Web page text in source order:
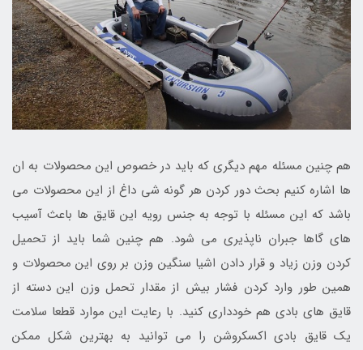
هم چنین مسئله مهم دیگری که باید در خصوص این محصولات به ان
ها اشاره کنیم بحث دور کردن هر گونه شی داغ از این محصولات می
باشد که این مسئله با توجه به جنس رویه این قایق ها باعث آسیب
های گاها جبران ناپذیری می شود. هم چنین شما باید از تحمیل
کردن وزن زیاد و قرار دادن اشیا سنگین وزن بر روی این محصولات و
همین طور وارد کردن فشار بیش از مقدار تحمل وزن این دسته از
قایق های بادی هم خودداری کنید. با رعایت این موارد قطعا سلامت
یک قایق بادی اکسکروشن را می توانید به بهترین شکل ممکن